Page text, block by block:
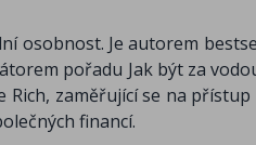
osobnost. Je autorem
pořadu Jak být za
zaměřující se na
financí.